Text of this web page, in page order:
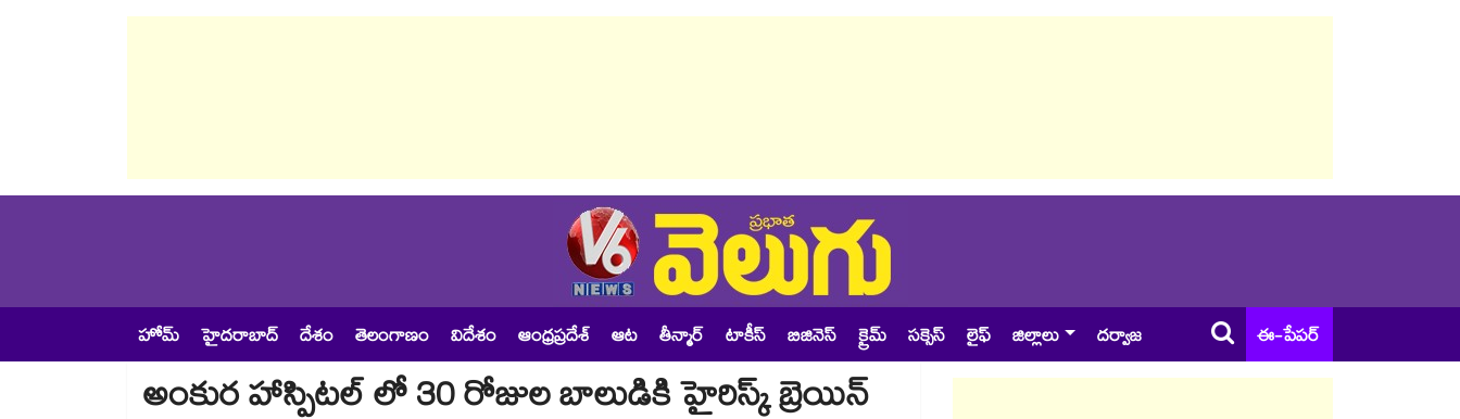
హోమ్ హైదరాబాద్ దేశం తెలంగాణం విదేశం ఆంధ్రప్రదేశ్ ఆట తీన్మార్ టాకీస్ బిజినెస్ క్రైమ్ సక్సెస్ లైఫ్ జిల్లాలు దర్వాజ ఈ-పేపర్
అంకుర హాస్పిటల్ లో 30 రోజుల బాలుడికి హైరిస్క్ బ్రెయిన్